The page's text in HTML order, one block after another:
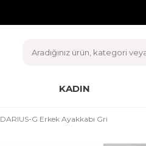
KADIN
DARIUS-G Erkek Ayakkabı Gri